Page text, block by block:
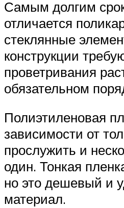
Самым долгим
отличается
стеклянные
конструкции
проветривания
обязательном
Полиэтиленовая
зависимости от
прослужить и
один. Тонкая
но это дешевый и
материал.